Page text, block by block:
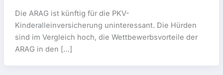
Die ARAG ist künftig für die PKV-
Kinderalleinversicherung uninteressant. Die Hürden
sind im Vergleich hoch, die Wettbewerbsvorteile der
ARAG in den […]